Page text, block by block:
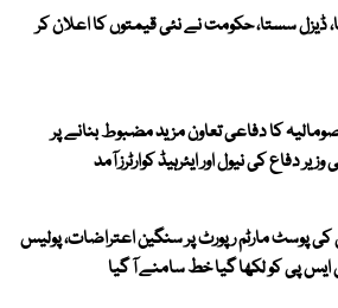
ڈیزل سستا، حکومت نے نئی قیمتوں کا اعلان کر
کا دفاعی تعاون مزید مضبوط بنانے پر
دفاع کی نیول اور ایئرہیڈ کوارٹرز آمد
پوسٹ مارٹم رپورٹ پر سنگین اعتراضات، پولیس
پی کو لکھا گیا خط سامنے آ گیا